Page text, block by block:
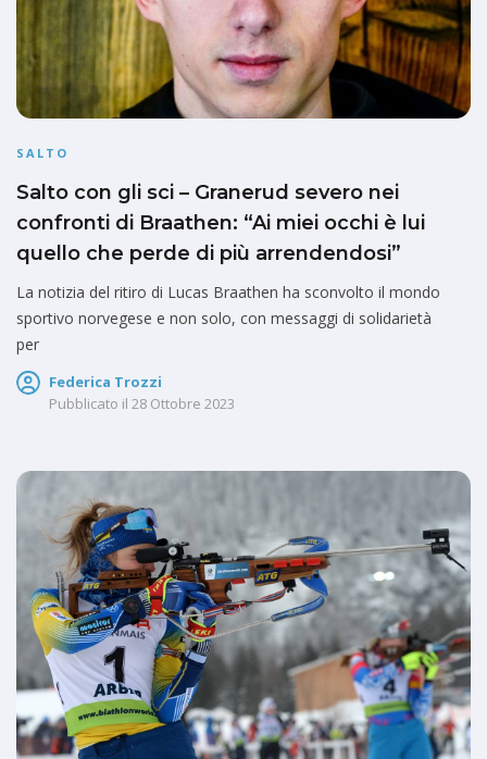
SALTO
Salto con gli sci – Granerud severo nei
confronti di Braathen: “Ai miei occhi è lui
quello che perde di più arrendendosi”
La notizia del ritiro di Lucas Braathen ha sconvolto il mondo
sportivo norvegese e non solo, con messaggi di solidarietà
per
Federica Trozzi
Pubblicato il 28 Ottobre 2023